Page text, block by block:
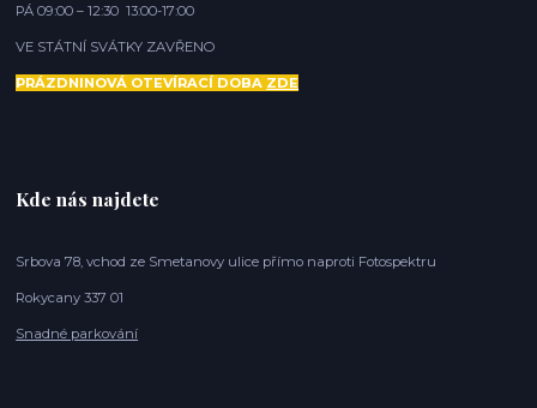
PÁ 09:00 – 12:30 13:00-17:00
VE STÁTNÍ SVÁTKY ZAVŘENO
PRÁZDNINOVÁ OTEVÍRACÍ DOBA ZDE
Kde nás najdete
Srbova 78, vchod ze Smetanovy ulice přímo naproti Fotospektru
Rokycany 337 01
Snadné parkování